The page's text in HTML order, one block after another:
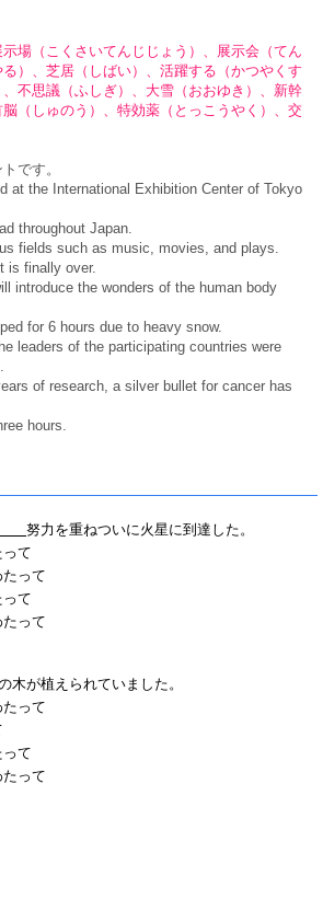
場（こくさいてんじじょう）、展示会（てん
）、芝居（しばい）、活躍する（かつやくす
不思議（ふしぎ）、 大雪（おおゆき）、新幹
（しゅのう）、特効薬（とっこうやく）、 交
です。
at the International Exhibition Center of Tokyo
throughout Japan.
fields such as music, movies, and plays.
is finally over.
introduce the wonders of the human body
for 6 hours due to heavy snow.
leaders of the participating countries were
of research, a silver bullet for cancer has
hours.
努力を重ねついに火星に到達した。
て
って
て
って
木が植えられていました。
って
て
って